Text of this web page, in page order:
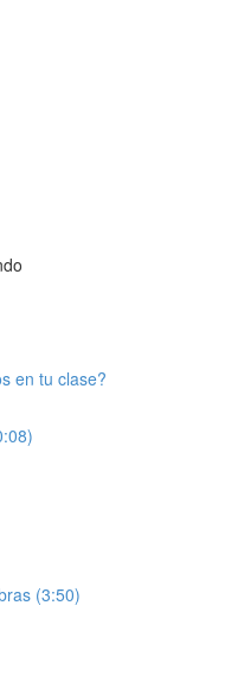
en tu clase?
(3:50)